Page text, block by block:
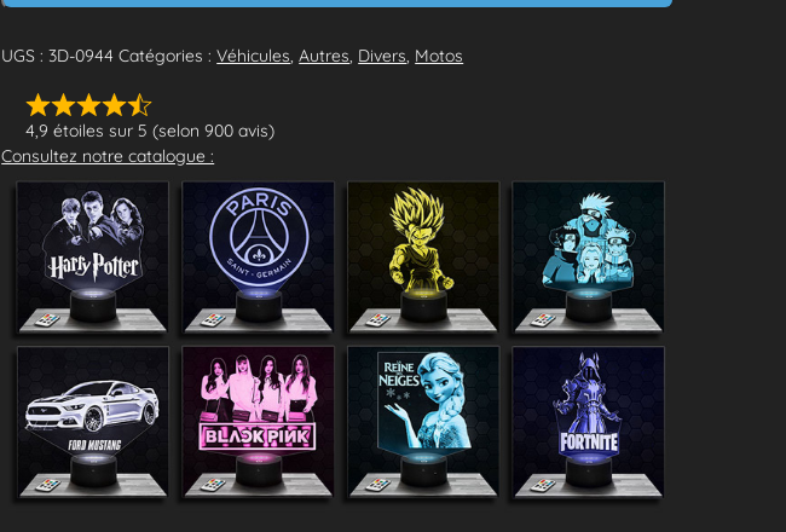
4,9 étoiles sur 5 (selon 900 avis)
Consultez notre catalogue :
UGS :3D-0944 Catégories :Véhicules,Autres, Divers, Motos